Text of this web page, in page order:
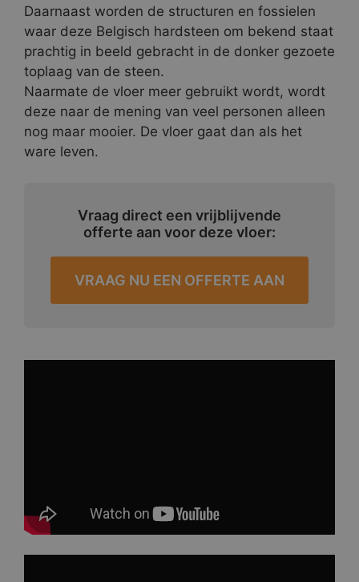
Daarnaast worden de structuren en fossielen
waar deze Belgisch hardsteen om bekend staat
prachtig in beeld gebracht in de donker gezoete
toplaag van de steen.
Naarmate de vloer meer gebruikt wordt, wordt
deze naar de mening van veel personen alleen
nog maar mooier. De vloer gaat dan als het
ware leven.
Vraag direct een vrijblijvende
offerte aan voor deze vloer:
VRAAG NU EEN OFFERTE AAN